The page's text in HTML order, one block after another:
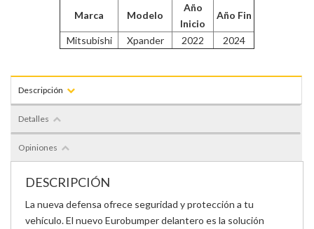
Marca Modelo
Año
Inicio
Año Fin
Mitsubishi Xpander 2022 2024
Descripción
Detalles
Opiniones
DESCRIPCIÓN
La nueva defensa ofrece seguridad y protección a tu
vehículo. El nuevo Eurobumper delantero es la solución